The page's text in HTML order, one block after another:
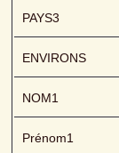
PAYS3
ENVIRONS
NOM1
Prénom1